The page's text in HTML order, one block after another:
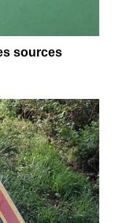
sources